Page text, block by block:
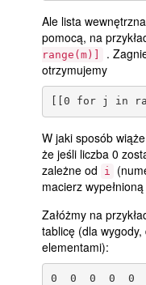
Ale lista
pomocą, na
range(m)]
.
otrzymujemy
W jaki sposób
że jeśli liczba 0
zależne od
i
macierz
Załóżmy na
tablicę (dla
elementami):
0  0  0  0  0